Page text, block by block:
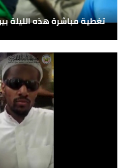
تغطية مباشرة هذه الليلة